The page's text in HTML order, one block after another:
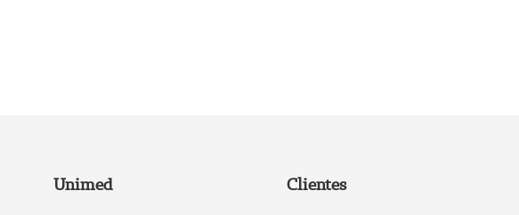
Unimed Clientes